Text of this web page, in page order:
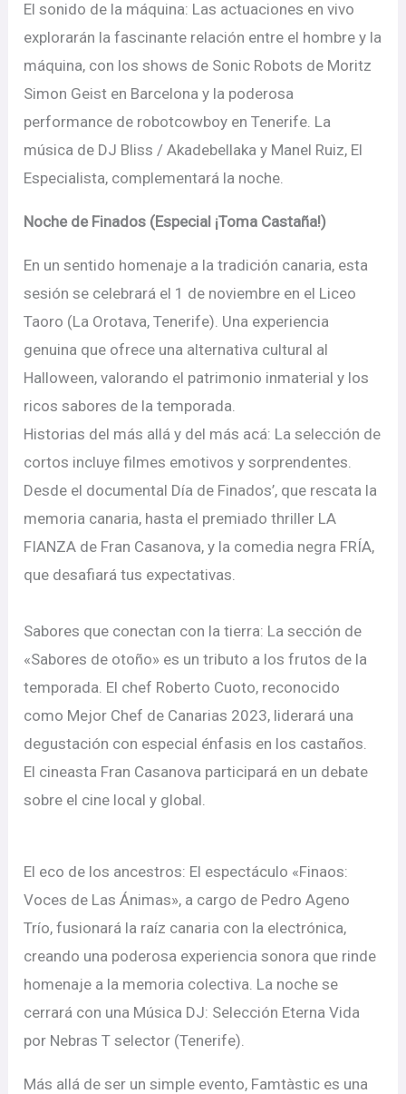
El sonido de la máquina: Las actuaciones en vivo
explorarán la fascinante relación entre el hombre y la
máquina, con los shows de Sonic Robots de Moritz
Simon Geist en Barcelona y la poderosa
performance de robotcowboy en Tenerife. La
música de DJ Bliss / Akadebellaka y Manel Ruiz, El
Especialista, complementará la noche.
Noche de Finados (Especial ¡Toma Castaña!)
En un sentido homenaje a la tradición canaria, esta
sesión se celebrará el 1 de noviembre en el Liceo
Taoro (La Orotava, Tenerife). Una experiencia
genuina que ofrece una alternativa cultural al
Halloween, valorando el patrimonio inmaterial y los
ricos sabores de la temporada.
Historias del más allá y del más acá: La selección de
cortos incluye filmes emotivos y sorprendentes.
Desde el documental Día de Finados’, que rescata la
memoria canaria, hasta el premiado thriller LA
FIANZA de Fran Casanova, y la comedia negra FRÍA,
que desafiará tus expectativas.
Sabores que conectan con la tierra: La sección de
«Sabores de otoño» es un tributo a los frutos de la
temporada. El chef Roberto Cuoto, reconocido
como Mejor Chef de Canarias 2023, liderará una
degustación con especial énfasis en los castaños.
El cineasta Fran Casanova participará en un debate
sobre el cine local y global.
El eco de los ancestros: El espectáculo «Finaos:
Voces de Las Ánimas», a cargo de Pedro Ageno
Trío, fusionará la raíz canaria con la electrónica,
creando una poderosa experiencia sonora que rinde
homenaje a la memoria colectiva. La noche se
cerrará con una Música DJ: Selección Eterna Vida
por Nebras T selector (Tenerife).
Más allá de ser un simple evento, Famtàstic es una